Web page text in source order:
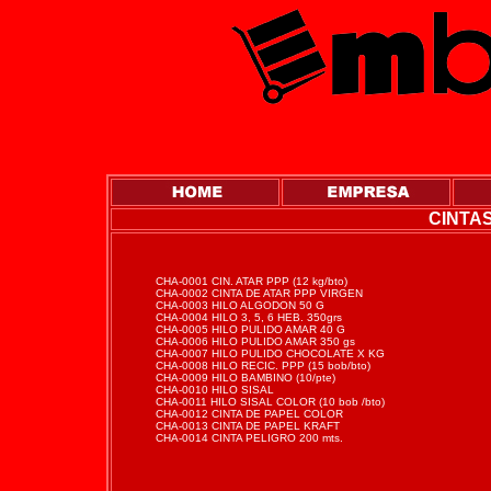
CHA-0001 CIN. ATAR PPP (12 kg/bto)
CHA-0002 CINTA DE ATAR PPP VIRGEN
CHA-0003 HILO ALGODON 50 G
CHA-0004 HILO 3, 5, 6 HEB. 350grs
CHA-0005 HILO PULIDO AMAR 40 G
CHA-0006 HILO PULIDO AMAR 350 gs
CHA-0007 HILO PULIDO CHOCOLATE X KG
CHA-0008 HILO RECIC. PPP (15 bob/bto)
CHA-0009 HILO BAMBINO (10/pte)
CHA-0010 HILO SISAL
CHA-0011 HILO SISAL COLOR (10 bob /bto)
CHA-0012 CINTA DE PAPEL COLOR
CHA-0013 CINTA DE PAPEL KRAFT
CHA-0014 CINTA PELIGRO 200 mts.